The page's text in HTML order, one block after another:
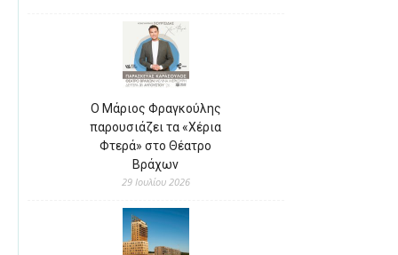
Ο Μάριος Φραγκούλης
παρουσιάζει τα «Χέρια
Φτερά» στο Θέατρο
Βράχων
29 Ιουλίου 2026